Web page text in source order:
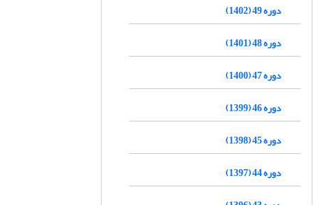
دوره 49 (1402)
دوره 48 (1401)
دوره 47 (1400)
دوره 46 (1399)
دوره 45 (1398)
دوره 44 (1397)